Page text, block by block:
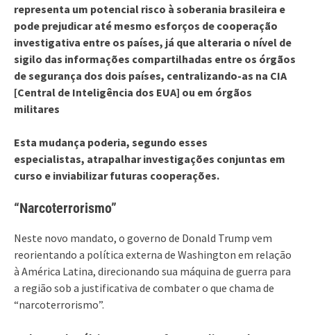
representa um potencial risco à soberania brasileira e
pode prejudicar até mesmo esforços de cooperação
investigativa entre os países, já que alteraria o nível de
sigilo das informações compartilhadas entre os órgãos
de segurança dos dois países, centralizando-as na CIA
[Central de Inteligência dos EUA] ou em órgãos
militares
Esta mudança poderia, segundo esses
especialistas, atrapalhar investigações conjuntas em
curso e inviabilizar futuras cooperações.
“Narcoterrorismo”
Neste novo mandato, o governo de Donald Trump vem
reorientando a política externa de Washington em relação
à América Latina, direcionando sua máquina de guerra para
a região sob a justificativa de combater o que chama de
“narcoterrorismo”.